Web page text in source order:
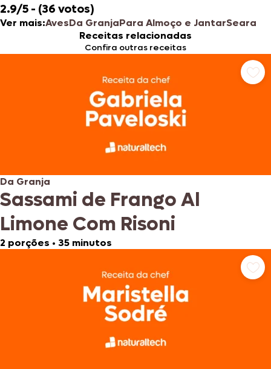
2.9/5 - (36 votos)
Ver mais:AvesDa GranjaPara Almoço e JantarSeara
Receitas relacionadas
Confira outras receitas
Da Granja
Sassami de Frango Al
Limone Com Risoni
2 porções • 35 minutos